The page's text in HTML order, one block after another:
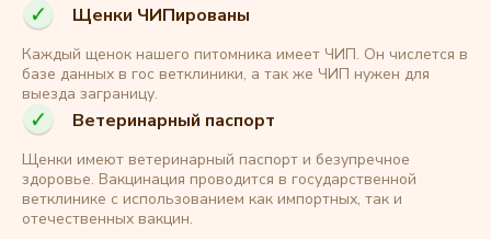
Щенки ЧИПированы
Каждый щенок нашего питомника имеет ЧИП. Он числется в
базе данных в гос ветклиники, а так же ЧИП нужен для
выезда заграницу.
Ветеринарный паспорт
Щенки имеют ветеринарный паспорт и безупречное
здоровье. Вакцинация проводится в государственной
ветклинике с использованием как импортных, так и
отечественных вакцин.